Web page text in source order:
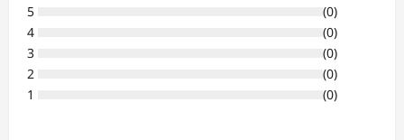
5
(0)
4
(0)
3
(0)
2
(0)
1
(0)